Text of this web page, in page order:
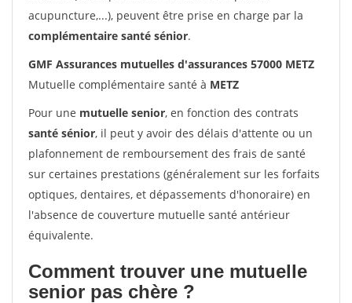
acupuncture,...), peuvent être prise en charge par la
complémentaire santé sénior.
GMF Assurances mutuelles d'assurances 57000 METZ
Mutuelle complémentaire santé à METZ
Pour une mutuelle senior, en fonction des contrats
santé sénior, il peut y avoir des délais d'attente ou un
plafonnement de remboursement des frais de santé
sur certaines prestations (généralement sur les forfaits
optiques, dentaires, et dépassements d'honoraire) en
l'absence de couverture mutuelle santé antérieur
équivalente.
Comment trouver une mutuelle
senior pas chère ?